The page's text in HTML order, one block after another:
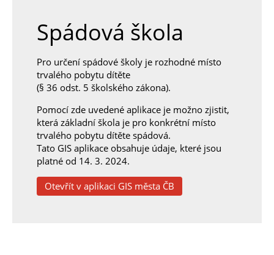
Spádová škola
Pro určení spádové školy je rozhodné místo
trvalého pobytu dítěte
(§ 36 odst. 5 školského zákona).
Pomocí zde uvedené aplikace je možno zjistit,
která základní škola je pro konkrétní místo
trvalého pobytu dítěte spádová.
Tato GIS aplikace obsahuje údaje, které jsou
platné od 14. 3. 2024.
Otevřít v aplikaci GIS města ČB